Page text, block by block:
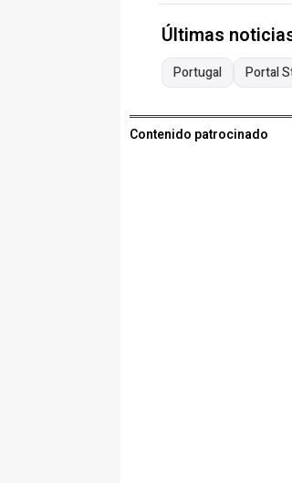
Últimas
Portugal Portal
Contenido patrocinado